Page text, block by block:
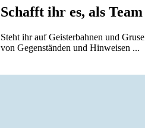
Schafft ihr es, als
Steht ihr auf Geisterbahnen und
von Gegenständen und Hinweisen ...